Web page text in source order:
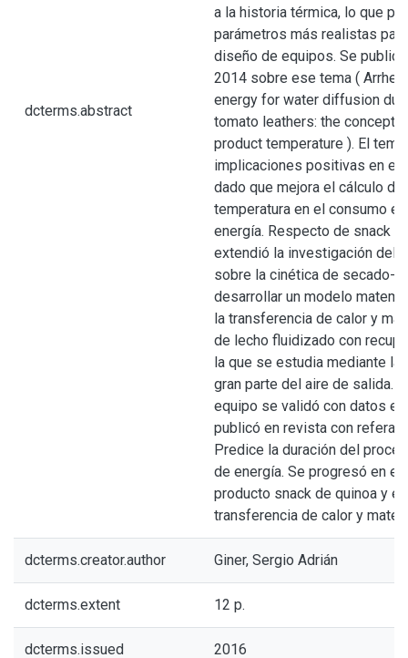
dcterms.abstract
a la historia térmica, lo que
parámetros más realistas
diseño de equipos. Se
2014 sobre ese tema (
energy for water diffusion
tomato leathers: the concept
product temperature ). El
implicaciones positivas en el
dado que mejora el cálculo
temperatura en el consumo
energía. Respecto de snack
extendió la investigación del
sobre la cinética de secado-
desarrollar un modelo
la transferencia de calor y
de lecho fluidizado con
la que se estudia mediante la
gran parte del aire de salida.
equipo se validó con datos
publicó en revista con
Predice la duración del
de energía. Se progresó en el
producto snack de quinoa y
transferencia de calor y
dcterms.creator.author Giner, Sergio Adrián
dcterms.extent 12 p.
dcterms.issued 2016